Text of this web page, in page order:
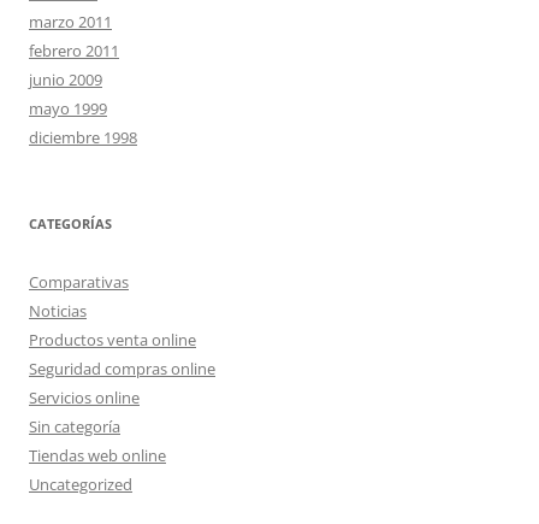
marzo 2011
febrero 2011
junio 2009
mayo 1999
diciembre 1998
CATEGORÍAS
Comparativas
Noticias
Productos venta online
Seguridad compras online
Servicios online
Sin categoría
Tiendas web online
Uncategorized